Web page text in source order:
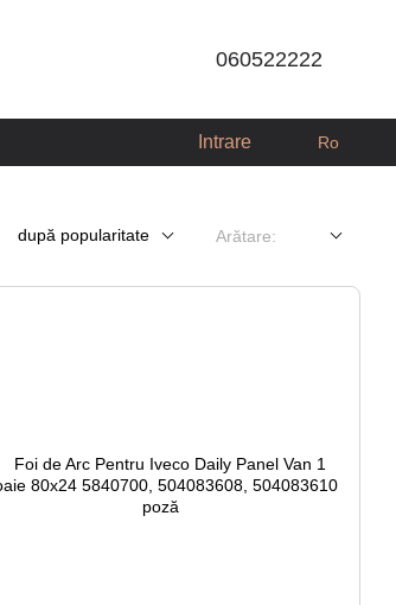
060522222
Intrare Ro
după popularitate Arătare: